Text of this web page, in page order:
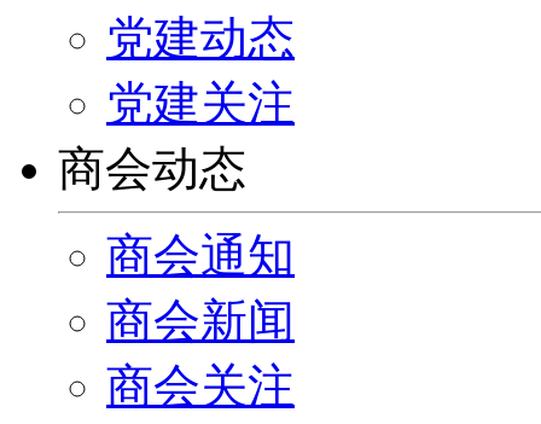
党建动态
党建关注
商会动态
商会通知
商会新闻
商会关注